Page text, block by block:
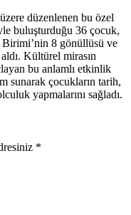
düzenlenen bu özel
buluşturduğu 36 çocuk,
8 gönüllüsü ve
Kültürel mirasın
bu anlamlı etkinlik
sunarak çocukların tarih,
yapmalarını sağladı.
*